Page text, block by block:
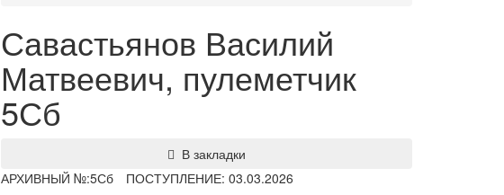
Савастьянов Василий
Матвеевич, пулеметчик
5Сб
В закладки
АРХИВНЫЙ №:5Сб
ПОСТУПЛЕНИЕ: 03.03.2026